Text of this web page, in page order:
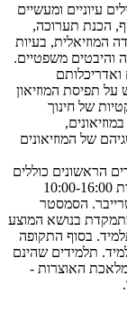
עיוניים ומעשיים
הכנת תערוכה,
המוזיאלית, בעיות
והיבטים משפטיים.
תפיסת המוזיאון
של חינוך
של המוזיאונים
הראשונים כוללים
לימודים עיוניים, והם מתקיימים בימי ג' בשעות 10:00-16:00
הסמסטר
בנושא המוצע
בסוף התקופה
תלמידים שהינם
האוצרות -